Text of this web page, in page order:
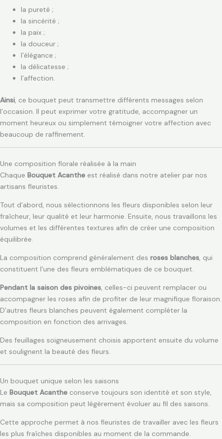
la pureté ;
la sincérité ;
la paix ;
la douceur ;
l’élégance ;
la délicatesse ;
l’affection.
Ainsi, ce bouquet peut transmettre différents messages selon
l’occasion. Il peut exprimer votre gratitude, accompagner un
moment heureux ou simplement témoigner votre affection avec
beaucoup de raffinement.
Une composition florale réalisée à la main
Chaque Bouquet Acanthe est réalisé dans notre atelier par nos
artisans fleuristes.
Tout d’abord, nous sélectionnons les fleurs disponibles selon leur
fraîcheur, leur qualité et leur harmonie. Ensuite, nous travaillons les
volumes et les différentes textures afin de créer une composition
équilibrée.
La composition comprend généralement des roses blanches, qui
constituent l’une des fleurs emblématiques de ce bouquet.
Pendant la saison des pivoines, celles-ci peuvent remplacer ou
accompagner les roses afin de profiter de leur magnifique floraison.
D’autres fleurs blanches peuvent également compléter la
composition en fonction des arrivages.
Des feuillages soigneusement choisis apportent ensuite du volume
et soulignent la beauté des fleurs.
Un bouquet unique selon les saisons
Le Bouquet Acanthe conserve toujours son identité et son style,
mais sa composition peut légèrement évoluer au fil des saisons.
Cette approche permet à nos fleuristes de travailler avec les fleurs
les plus fraîches disponibles au moment de la commande.